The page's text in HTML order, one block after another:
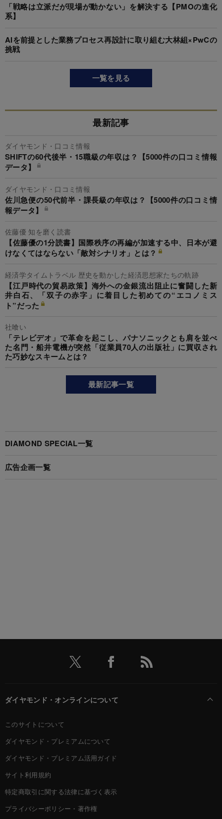
「戦略は立派だが現場が動かない」を解決する【PMOの進化
系】
AIを前提とした業務プロセス再設計に取り組む大林組×PwCの
挑戦
一覧を見る
最新記事
ダイヤモンド・口コミ情報
SHIFTの60代後半・15職級の年収は？【5000件の口コミ情報
データ】
ダイヤモンド・口コミ情報
佐川急便の50代前半・課長級の年収は？【5000件の口コミ情
報データ】
佐藤優 知を磨く読書
【佐藤優の1分読書】国際秩序の再編が加速する中、日本が避
けなくてはならない「敵対シナリオ」とは？
経済学タイムトラベル 歴史を動かした経済思想家たちの軌跡
【江戸時代の貿易政策】海外への金銀流出阻止に奮闘した新
井白石、「双子の赤字」に着目した初めての“エコノミス
ト”だった
社喰い
「テレビデオ」で革命を起こし、パナソニックとも肩を並べ
た名門・船井電機が突然「従業員70人の出版社」に買収され
た巧妙なスキームとは？
最新記事一覧
DIAMOND SPECIAL一覧
広告企画一覧
ダイヤモンド・オンラインについて
このサイトについて
ダイヤモンド・プレミアムについて
ダイヤモンド・プレミアム活用ガイド
サイト利用規約
特定商取引に関する法律に基づく表示
プライバシーポリシー・著作権